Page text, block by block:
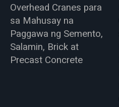
Overhead Cranes para
sa Mahusay na
Paggawa ng Semento,
Salamin, Brick at
Precast Concrete